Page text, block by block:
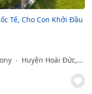
Tế, Cho Con Khởi Đầu
Huyện Hoài Đức,